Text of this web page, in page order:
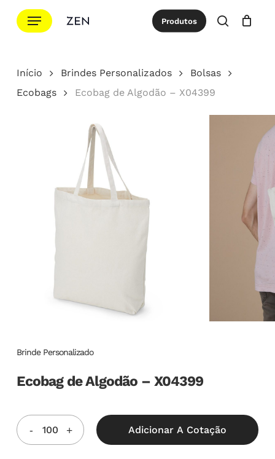
para
principal
Menu Produtos
procurar
Cotação Close
Início Brindes Personalizados
Bolsas
Ecobags
Ecobag de Algodão – X04399
Brinde Personalizado
Ecobag de Algodão – X04399
Adicionar A Cotação